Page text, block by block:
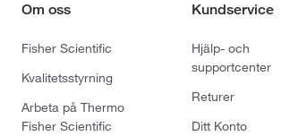
Om oss
Fisher Scientific
Kvalitetsstyrning
Arbeta på Thermo
Fisher Scientific
Kundservice
Hjälp- och
supportcenter
Returer
Ditt Konto